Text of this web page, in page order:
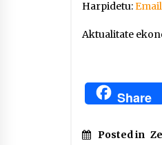
Harpidetu:Email
Aktualitate
Share
Posted in